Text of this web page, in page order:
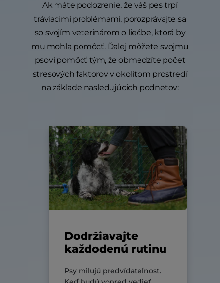
Ak máte podozrenie, že váš pes trpí
tráviacimi problémami, porozprávajte sa
so svojím veterinárom o liečbe, ktorá by
mu mohla pomôcť. Ďalej môžete svojmu
psovi pomôcť tým, že obmedzíte počet
stresových faktorov v okolitom prostredí
na základe nasledujúcich podnetov:
Dodržiavajte
každodenú rutinu
Psy milujú predvídateľnosť.